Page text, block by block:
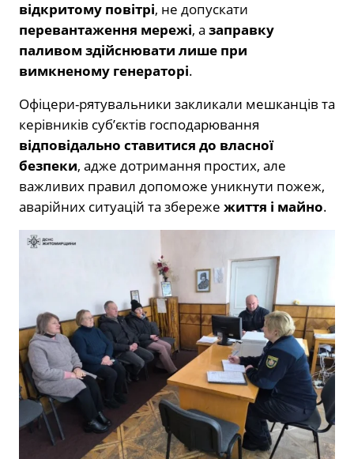
відкритому повітрі, не допускати
перевантаження мережі, а заправку
паливом здійснювати лише при
вимкненому генераторі.
Офіцери-рятувальники закликали мешканців та
керівників суб’єктів господарювання
відповідально ставитися до власної
безпеки, адже дотримання простих, але
важливих правил допоможе уникнути пожеж,
аварійних ситуацій та збереже життя і майно.